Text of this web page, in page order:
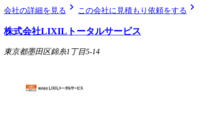
会社の詳細を見る chevron_right この会社に見積もり依頼をする chevron_right
株式会社LIXILトータルサービス
東京都墨田区錦糸1丁目5-14